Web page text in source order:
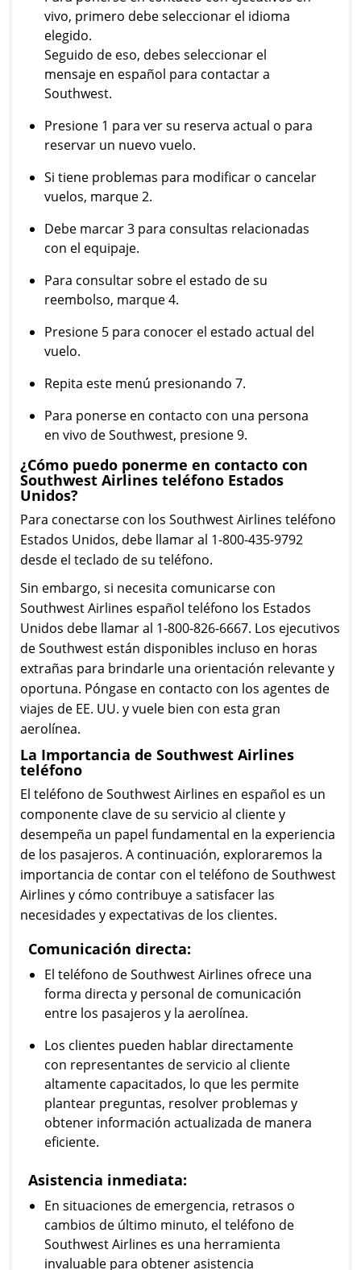
vivo, primero debe seleccionar el idioma
elegido.
Seguido de eso, debes seleccionar el
mensaje en español para contactar a
Southwest.
Presione 1 para ver su reserva actual o para
reservar un nuevo vuelo.
Si tiene problemas para modificar o cancelar
vuelos, marque 2.
Debe marcar 3 para consultas relacionadas
con el equipaje.
Para consultar sobre el estado de su
reembolso, marque 4.
Presione 5 para conocer el estado actual del
vuelo.
Repita este menú presionando 7.
Para ponerse en contacto con una persona
en vivo de Southwest, presione 9.
¿Cómo puedo ponerme en contacto con
Southwest Airlines teléfono Estados
Unidos?
Para conectarse con los Southwest Airlines teléfono
Estados Unidos, debe llamar al 1-800-435-9792
desde el teclado de su teléfono.
Sin embargo, si necesita comunicarse con
Southwest Airlines español teléfono los Estados
Unidos debe llamar al 1-800-826-6667. Los ejecutivos
de Southwest están disponibles incluso en horas
extrañas para brindarle una orientación relevante y
oportuna. Póngase en contacto con los agentes de
viajes de EE. UU. y vuele bien con esta gran
aerolínea.
La Importancia de Southwest Airlines
teléfono
El teléfono de Southwest Airlines en español es un
componente clave de su servicio al cliente y
desempeña un papel fundamental en la experiencia
de los pasajeros. A continuación, exploraremos la
importancia de contar con el teléfono de Southwest
Airlines y cómo contribuye a satisfacer las
necesidades y expectativas de los clientes.
Comunicación directa:
El teléfono de Southwest Airlines ofrece una
forma directa y personal de comunicación
entre los pasajeros y la aerolínea.
Los clientes pueden hablar directamente
con representantes de servicio al cliente
altamente capacitados, lo que les permite
plantear preguntas, resolver problemas y
obtener información actualizada de manera
eficiente.
Asistencia inmediata:
En situaciones de emergencia, retrasos o
cambios de último minuto, el teléfono de
Southwest Airlines es una herramienta
invaluable para obtener asistencia